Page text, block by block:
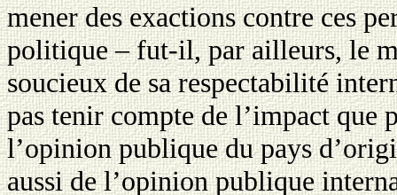
mener des exactions contre ces
politique – fut-il, par ailleurs, le
soucieux de sa respectabilité
pas tenir compte de l’impact que
l’opinion publique du pays
aussi de l’opinion publique